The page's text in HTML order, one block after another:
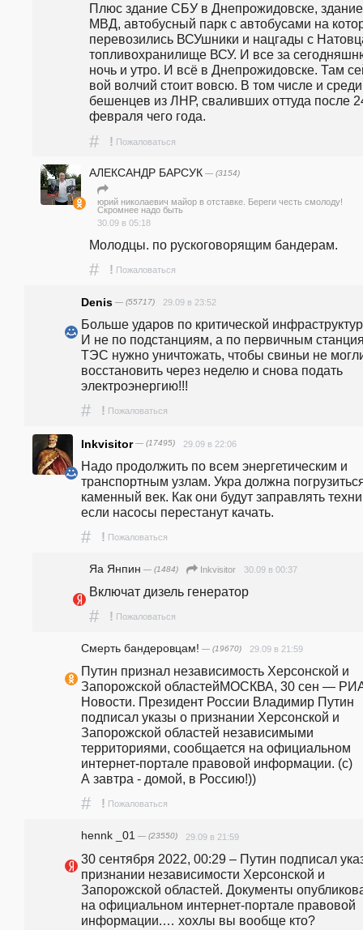
Плюс здание СБУ в Днепрожидовске, здание
МВД, автобусный парк с автобусами на
перевозились ВСУшники и нацгады с
топливохранилище ВСУ. И все за
ночь и утро. И всё в Днепрожидовске. Там
вой волчий стоит вовсю. В том числе и среди
бешенцев из ЛНР, сваливших оттуда после
февраля чего года.
# ! Пожаловаться
АЛЕКСАНДР БАРСУК — (3154)
юрий николаевич майор в отставке. Береги честь смолоду!
Скромнее надо быть
30.09 в 05:18
Молодцы. по рускоговорящим бандерам.
# ! Пожаловаться
Denis — (55717) 29.09 в 23:52
Больше ударов по критической
И не по подстанциям, а по первичным
ТЭС нужно уничтожать, чтобы свиньи не
восстановить через неделю и снова подать
электроэнергию!!!
# ! Пожаловаться
Inkvisitor— (17495) 29.09 в 22:06
Надо продолжить по всем энергетическим и
транспортным узлам. Укра должна
каменный век. Как они будут заправлять
если насосы перестанут качать.
# ! Пожаловаться
Яа Янпин — (1484) Inkvisitor 30.09 в 00:37
Включат дизель генератор
# ! Пожаловаться
Смерть бандеровцам! — (19670) 29.09 в 21:59
Путин признал независимость Херсонской и
Запорожской областейМОСКВА, 30 сен —
Новости. Президент России Владимир Путин
подписал указы о признании Херсонской и
Запорожской областей независимыми
территориями, сообщается на официальном
интернет-портале правовой информации. (c)
А завтра - домой, в Россию!))
# ! Пожаловаться
hennk _01 — (23550) 29.09 в 21:59
30 сентября 2022, 00:29 – Путин подписал
признании независимости Херсонской и
Запорожской областей. Документы
на официальном интернет-портале правовой
информации.… хохлы вы вообще кто?